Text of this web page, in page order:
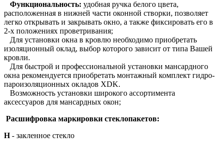
Функциональность: удобная ручка белого цвета,
расположенная в нижней части оконной створки, позволяет
легко открывать и закрывать окно, а также фиксировать его в
2-х положениях проветривания;
Для установки окна в кровлю необходимо приобретать
изоляционный оклад, выбор которого зависит от типа Вашей
кровли.
Для быстрой и профессиональной установки мансардного
окна рекомендуется приобретать монтажный комплект гидро-
пароизоляционных окладов XDK.
Возможность установки широкого ассортимента
аксессуаров для мансардных окон;
Расшифровка маркировки стеклопакетов:
H- закленное стекло